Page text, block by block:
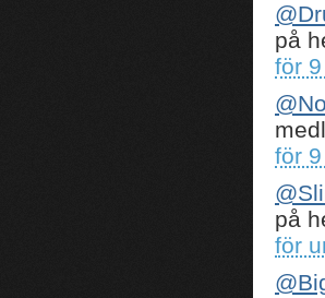
på
för
för
på
för